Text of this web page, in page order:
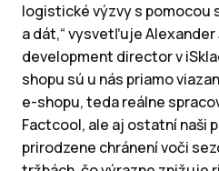
logistické výzvy s
a dát,“ vysvetľuje Alexander
development director v
shopu sú u nás priamo
e-shopu, teda reálne
Factcool, ale aj ostatní naši
prirodzene chránení voči